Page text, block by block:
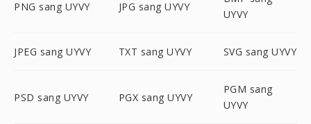
PNG sang UYVY JPG sang UYVY
UYVY
JPEG sang UYVY TXT sang UYVY SVG sang UYVY
PSD sang UYVY PGX sang UYVY
PGM sang
UYVY